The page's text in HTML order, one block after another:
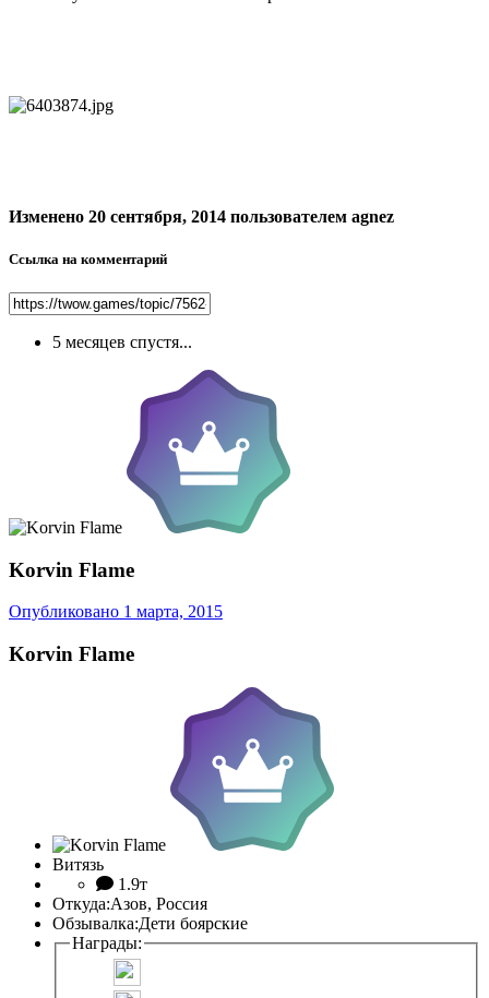
Изменено 20 сентября, 2014 пользователем agnez
Ссылка на комментарий
5 месяцев спустя...
Korvin Flame
Опубликовано 1 марта, 2015
Korvin Flame
Витязь
1.9т
Откуда:Азов, Россия
Обзывалка:Дети боярские
Награды: